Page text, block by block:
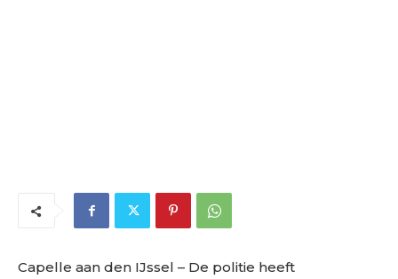
Capelle aan den IJssel – De politie heeft